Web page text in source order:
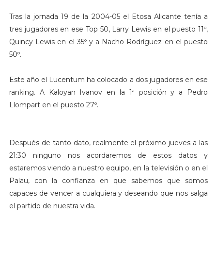
Tras la jornada 19 de la 2004-05 el Etosa Alicante tenía a
tres jugadores en ese Top 50, Larry Lewis en el puesto 11º,
Quincy Lewis en el 35º y a Nacho Rodríguez en el puesto
50º.
Este año el Lucentum ha colocado a dos jugadores en ese
ranking. A Kaloyan Ivanov en la 1ª posición y a Pedro
Llompart en el puesto 27º.
Después de tanto dato, realmente el próximo jueves a las
21:30 ninguno nos acordaremos de estos datos y
estaremos viendo a nuestro equipo, en la televisión o en el
Palau, con la confianza en que sabemos que somos
capaces de vencer a cualquiera y deseando que nos salga
el partido de nuestra vida.